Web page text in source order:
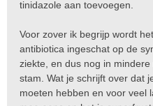
tinidazole aan toevoegen.
Voor zover ik begrijp wordt
antibiotica ingeschat op de
ziekte, en dus nog in
stam. Wat je schrijft over dat
moeten hebben en voor veel